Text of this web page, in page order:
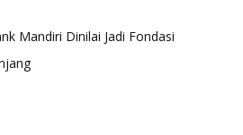
Mandiri Dinilai Jadi Fondasi